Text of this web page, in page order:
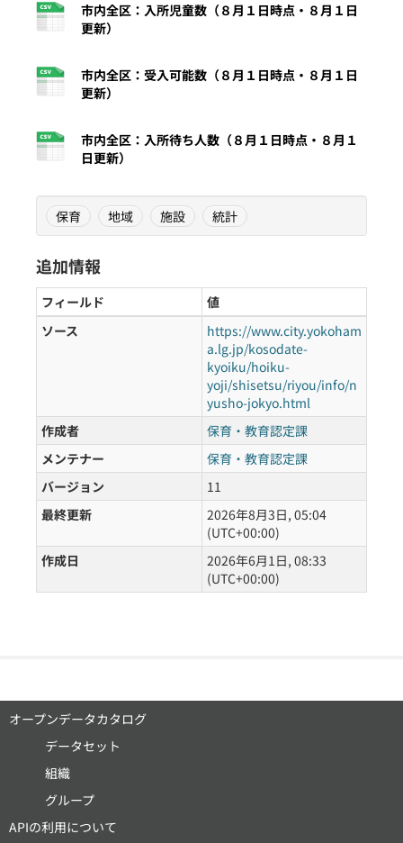
市内全区：入所児童数（８月１日時点・８月１日
更新）
市内全区：受入可能数（８月１日時点・８月１日
更新）
市内全区：入所待ち人数（８月１日時点・８月１
日更新）
保育 地域 施設 統計
追加情報
フィールド
値
ソース
https://www.city.yokoham
a.lg.jp/kosodate-
kyoiku/hoiku-
yoji/shisetsu/riyou/info/n
yusho-jokyo.html
作成者
保育・教育認定課
メンテナー
保育・教育認定課
バージョン
11
最終更新
2026年8月3日, 05:04
(UTC+00:00)
作成日
2026年6月1日, 08:33
(UTC+00:00)
オープンデータカタログ
データセット
組織
グループ
APIの利用について